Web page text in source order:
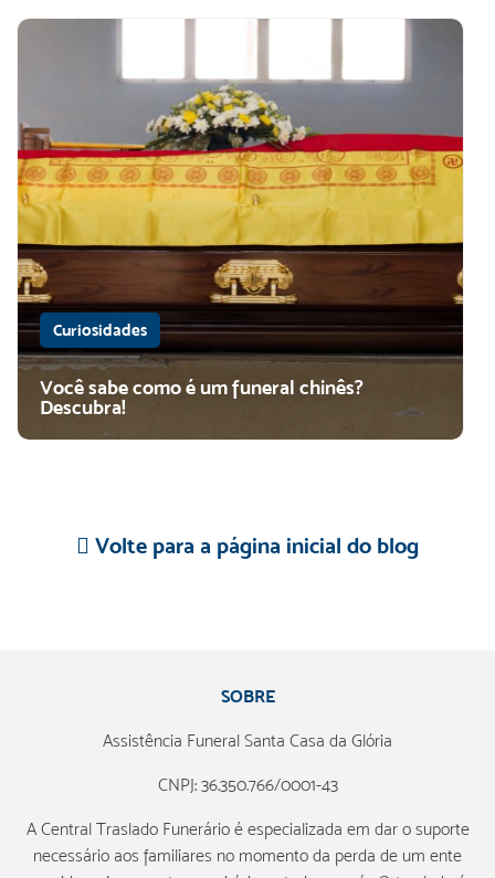
Curiosidades
Você sabe como é um funeral chinês?
Descubra!
Volte para a página inicial do blog
SOBRE
Assistência Funeral Santa Casa da Glória
CNPJ: 36.350.766/0001-43
A Central Traslado Funerário é especializada em dar o suporte
necessário aos familiares no momento da perda de um ente